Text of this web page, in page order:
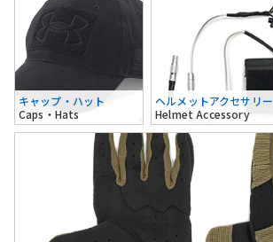
キャップ・ハット
Caps・Hats
ヘルメットアクセサリー
Helmet Accessory